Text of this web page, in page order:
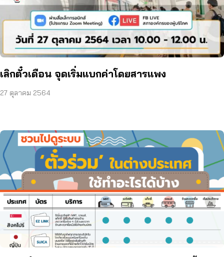
เลิกตั๋วเดือน จุดเริ่มแบกค่าโดยสารแพง
27 ตุลาคม 2564